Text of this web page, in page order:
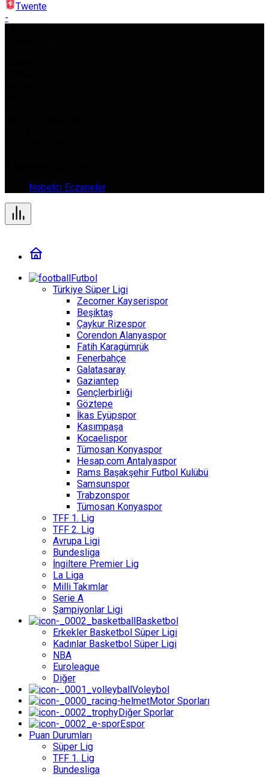
Twente
-
Nöbetçi Eczaneler
Futbol
Türkiye Süper Ligi
Zecorner Kayserispor
Beşiktaş
Çaykur Rizespor
Corendon Alanyaspor
Fatih Karagümrük
Fenerbahçe
Galatasaray
Gaziantep
Gençlerbirliği
Göztepe
İkas Eyüpspor
Kasımpaşa
Kocaelispor
Tümosan Konyaspor
Hesap.com Antalyaspor
Rams Başakşehir Futbol Kulübü
Samsunspor
Trabzonspor
Tümosan Konyaspor
TFF 1. Lig
TFF 2. Lig
Avrupa Ligi
Bundesliga
İngiltere Premier Lig
La Liga
Milli Takımlar
Serie A
Şampiyonlar Ligi
Basketbol
Erkekler Basketbol Süper Ligi
Kadınlar Basketbol Süper Ligi
NBA
Euroleague
Diğer
Voleybol
Motor Sporları
Diğer Sporlar
Espor
Puan Durumları
Süper Lig
TFF 1. Lig
Bundesliga